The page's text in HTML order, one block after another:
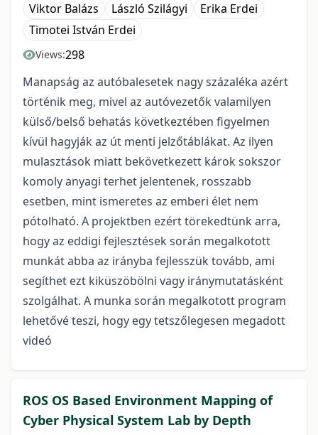
Viktor Balázs László Szilágyi
Erika Erdei
Timotei István Erdei
Views:298
Manapság az autóbalesetek nagy százaléka azért
történik meg, mivel az autóvezetők valamilyen
külső/belső behatás következtében figyelmen
kívül hagyják az út menti jelzőtáblákat. Az ilyen
mulasztások miatt bekövetkezett károk sokszor
komoly anyagi terhet jelentenek, rosszabb
esetben, mint ismeretes az emberi élet nem
pótolható. A projektben ezért törekedtünk arra,
hogy az eddigi fejlesztések során megalkotott
munkát abba az irányba fejlesszük tovább, ami
segíthet ezt kiküszöbölni vagy iránymutatásként
szolgálhat. A munka során megalkotott program
lehetővé teszi, hogy egy tetszőlegesen megadott
videó
ROS OS Based Environment Mapping of
Cyber Physical System Lab by Depth